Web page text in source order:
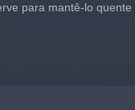
para mantê-lo quente